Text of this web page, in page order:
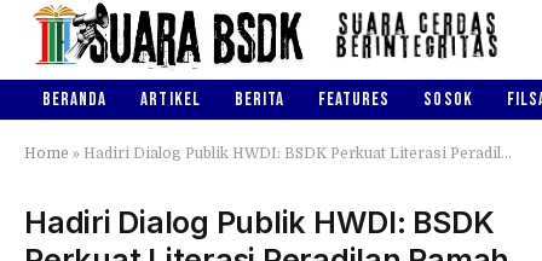
BERANDA ARTIKEL BERITA FEATURES SOSOK
Home » Hadiri Dialog Publik HWDI: BSDK Perkuat Literasi Peradilan Ramah Disabilitas
Hadiri Dialog Publik HWDI: BSDK